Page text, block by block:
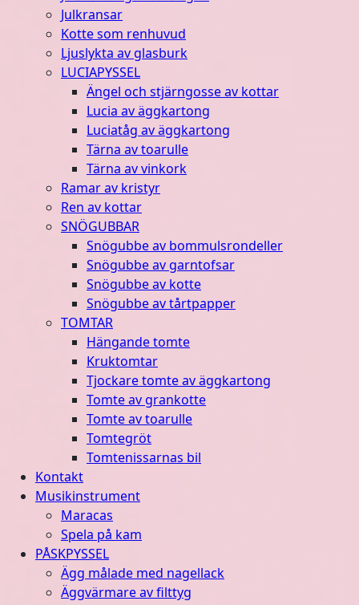
Julkransar
Kotte som renhuvud
Ljuslykta av glasburk
LUCIAPYSSEL
Ängel och stjärngosse av kottar
Lucia av äggkartong
Luciatåg av äggkartong
Tärna av toarulle
Tärna av vinkork
Ramar av kristyr
Ren av kottar
SNÖGUBBAR
Snögubbe av bommulsrondeller
Snögubbe av garntofsar
Snögubbe av kotte
Snögubbe av tårtpapper
TOMTAR
Hängande tomte
Kruktomtar
Tjockare tomte av äggkartong
Tomte av grankotte
Tomte av toarulle
Tomtegröt
Tomtenissarnas bil
Kontakt
Musikinstrument
Maracas
Spela på kam
PÅSKPYSSEL
Ägg målade med nagellack
Äggvärmare av filttyg